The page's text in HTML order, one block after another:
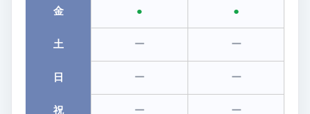
金 ● ●
土 ー ー
日 ー ー
祝 ー ー